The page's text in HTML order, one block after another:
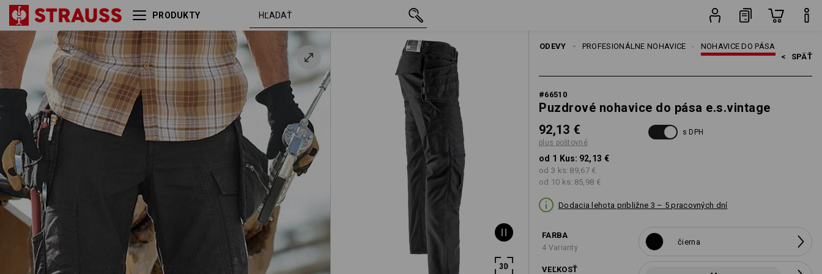
PRODUKTY
ODEVY NOHAVICE DO PÁSA
PROFESIONÁLNE NOHAVICE
PRACOVNÉ NOHAVICE
PÁNSKE
< SPÄŤ
#66510
Puzdrové nohavice do pása e.s.vintage
92,13 €
plus poštovné
s DPH
od 1 Kus: 92,13 €
od 3 ks: 89,67 €
od 10 ks: 85,98 €
Dodacia lehota približne 3 – 5 pracovných dní
FARBA
4 Varianty
čierna
VEĽKOSŤ
Puzdrové nohavice do pása
e.s.vintage
čierna 44